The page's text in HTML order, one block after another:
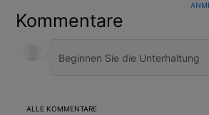
Kommentare
ALLE KOMMENTARE